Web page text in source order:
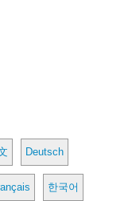
Deutsch
한국어